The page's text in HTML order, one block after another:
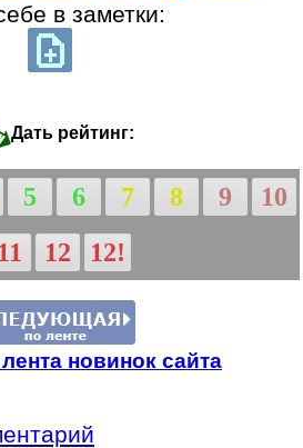
в заметки:
Дать рейтинг:
5 6 7 8 9
10
11
12 12!
новинок сайта